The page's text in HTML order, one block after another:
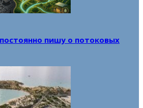
пишу о потоковых